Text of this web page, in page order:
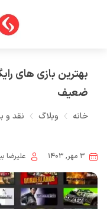
بهترین بازی های
ضعیف
خانه وبلاگ نقد و
۳ مهر, ۱۴۰۳ علیرضا